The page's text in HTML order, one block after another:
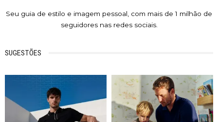
Seu guia de estilo e imagem pessoal, com mais de 1 milhão de
seguidores nas redes sociais.
SUGESTÕES